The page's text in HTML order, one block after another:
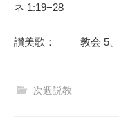
ネ 1:19−28
讃美歌： 教会 5、
次週説教